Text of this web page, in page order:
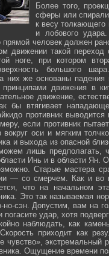
Более того,
сферы или
к весу толкающего
и лобового
человек должен
движении такой переход
ноге, при котором
большого
них же основаны
движения в
движение,
бы втягивает
противник
если противник
вокруг оси и мягким
и выхода из опасной
лишь предполагать,
Инь и в области Ян.
Старые мастера
— со смерчем. Как и во
что на начальном
Это так называемая
но-сэн. Допустим, вам на
погасите удар, хотя
наблюдать, как
приходит как
чувство», экстремальный
Ощущение времени